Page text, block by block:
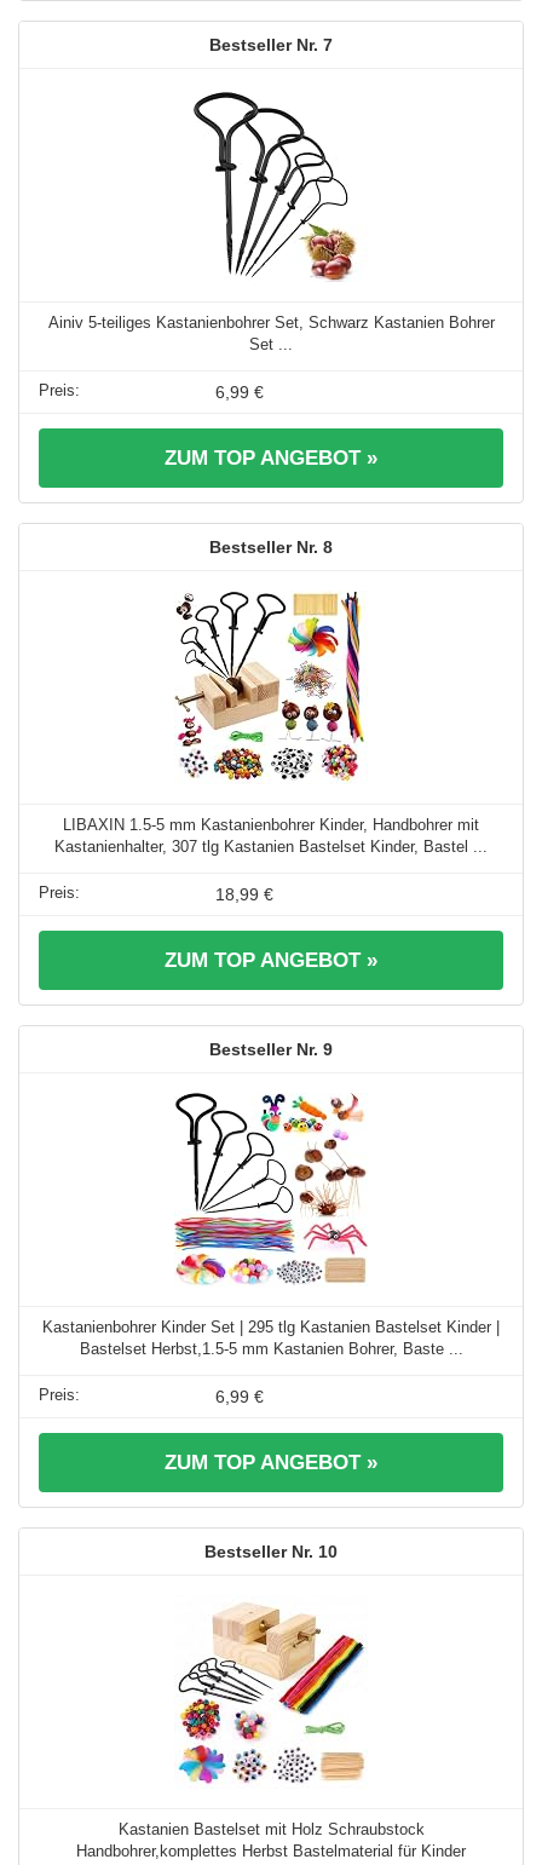
7
Ainiv 5-teiliges Kastanienbohrer Set, Schwarz Kastanien Bohrer
Set ...
6,99 €
ZUM TOP ANGEBOT »
8
LIBAXIN 1.5-5 mm Kastanienbohrer Kinder, Handbohrer mit
Kastanienhalter, 307 tlg Kastanien Bastelset Kinder, Bastel ...
18,99 €
ZUM TOP ANGEBOT »
9
Kastanienbohrer Kinder Set | 295 tlg Kastanien Bastelset Kinder |
Bastelset Herbst,1.5-5 mm Kastanien Bohrer, Baste ...
6,99 €
ZUM TOP ANGEBOT »
10
Kastanien Bastelset mit Holz Schraubstock
Handbohrer,komplettes Herbst Bastelmaterial für Kinder